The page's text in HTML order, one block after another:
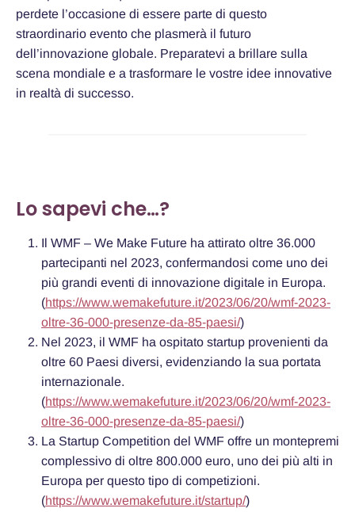
perdete l’occasione di essere parte di questo
straordinario evento che plasmerà il futuro
dell’innovazione globale. Preparatevi a brillare sulla
scena mondiale e a trasformare le vostre idee innovative
in realtà di successo.
Lo sapevi che…?
Il WMF – We Make Future ha attirato oltre 36.000
partecipanti nel 2023, confermandosi come uno dei
più grandi eventi di innovazione digitale in Europa.
(https://www.wemakefuture.it/2023/06/20/wmf-2023-
oltre-36-000-presenze-da-85-paesi/)
Nel 2023, il WMF ha ospitato startup provenienti da
oltre 60 Paesi diversi, evidenziando la sua portata
internazionale.
(https://www.wemakefuture.it/2023/06/20/wmf-2023-
oltre-36-000-presenze-da-85-paesi/)
La Startup Competition del WMF offre un montepremi
complessivo di oltre 800.000 euro, uno dei più alti in
Europa per questo tipo di competizioni.
(https://www.wemakefuture.it/startup/)